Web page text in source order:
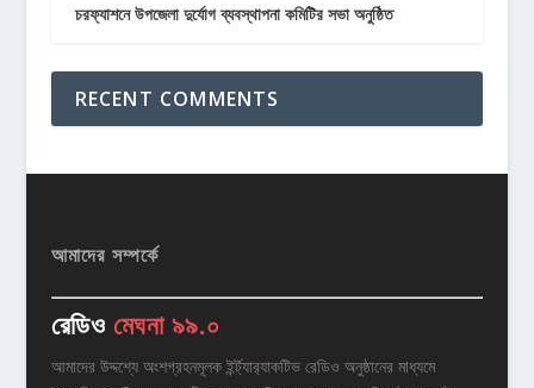
চরফ্যাশনে উপজেলা দুর্যোগ ব্যবস্থাপনা কমিটির সভা অনুষ্ঠিত
RECENT COMMENTS
আমাদের সম্পর্কে
রেডিও মেঘনা ৯৯.০
আমাদের উদ্দশ্যে অংশগ্রহনমূলক ইর্ন্ট্যার‌্যাকটিভ রেডিও অনুষ্ঠানের মাধ্যমে